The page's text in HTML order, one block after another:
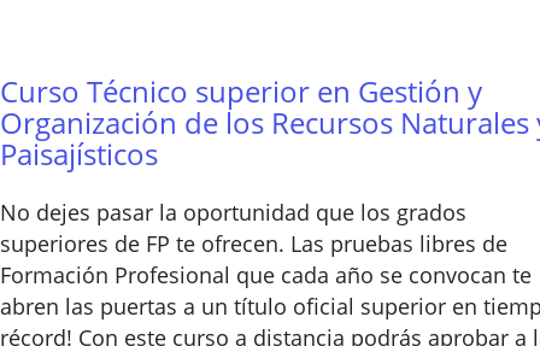
Curso Técnico superior en Gestión y
Organización de los Recursos Naturales
Paisajísticos
No dejes pasar la oportunidad que los grados
superiores de FP te ofrecen. Las pruebas libres de
Formación Profesional que cada año se convocan te
abren las puertas a un título oficial superior en
récord! Con este curso a distancia podrás aprobar a